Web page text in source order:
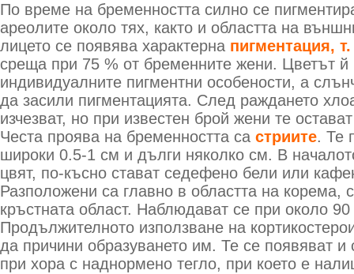
По време на бременността силно се
ареолите около тях, както и областта на
лицето се появява характерна пигментация,
среща при 75 % от бременните жени. Цветът й
индивидуалните пигментни особености, а
да засили пигментацията. След раждането
изчезват, но при известен брой жени те
Честа проява на бременността са стриите. Те
широки 0.5-1 см и дълги няколко см. В
цвят, по-късно стават седефено бели или
Разположени са главно в областта на корема,
кръстната област. Наблюдават се при около
Продължителното използване на
да причини образуването им. Те се появяват и
при хора с наднормено тегло, при което е